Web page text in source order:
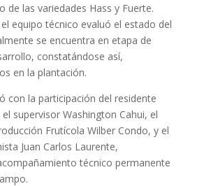
de las variedades Hass y Fuerte.
equipo técnico evaluó el estado del
se encuentra en etapa de
constatándose así,
en la plantación.
con la participación del residente
supervisor Washington Cahui, el
Frutícola Wilber Condo, y el
Juan Carlos Laurente,
técnico permanente